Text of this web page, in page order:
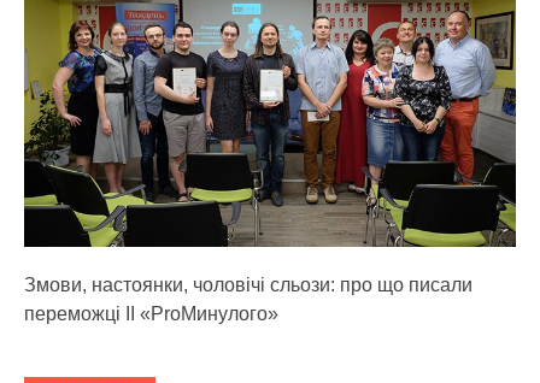
Змови, настоянки, чоловічі сльози: про що писали
переможці ІІ «ProМинулого»